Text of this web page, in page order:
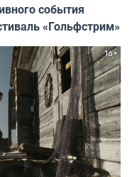
события
«Гольфстрим»